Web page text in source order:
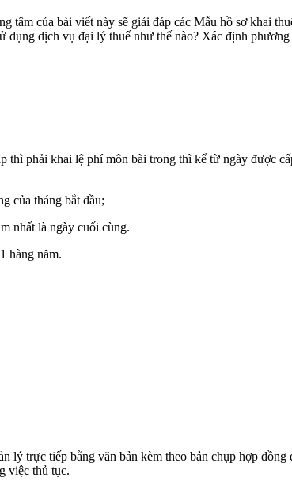
tâm của bài viết này sẽ giải đáp các Mẫu hồ sơ khai
dịch vụ đại lý thuế như thế nào? Xác định
phải khai lệ phí môn bài trong thì kể từ ngày được
của tháng bắt đầu;
nhất là ngày cuối cùng.
hàng năm.
trực tiếp bằng văn bản kèm theo bản chụp hợp
việc thủ tục.